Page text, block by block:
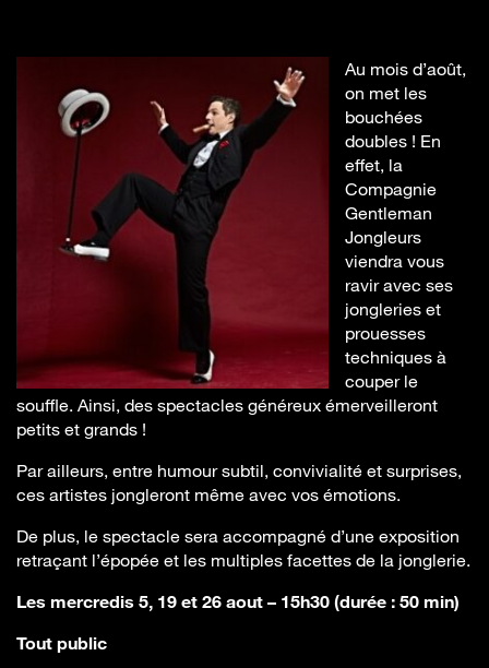
Au mois d’août,
on met les
bouchées
doubles ! En
effet, la
Compagnie
Gentleman
Jongleurs
viendra vous
ravir avec ses
jongleries et
prouesses
techniques à
couper le
souffle. Ainsi, des spectacles généreux émerveilleront
petits et grands !
Par ailleurs, entre humour subtil, convivialité et surprises,
ces artistes jongleront même avec vos émotions.
De plus, le spectacle sera accompagné d’une exposition
retraçant l’épopée et les multiples facettes de la jonglerie.
Les mercredis 5, 19 et 26 aout – 15h30 (durée : 50 min)
Tout public